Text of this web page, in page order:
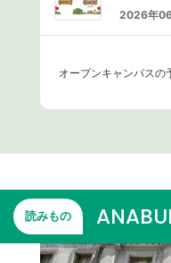
2026年
オープンキャンパスの
読みもの